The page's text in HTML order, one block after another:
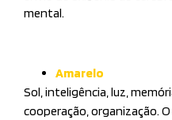
mental.
Amarelo
Sol, inteligência, luz,
cooperação, organização.